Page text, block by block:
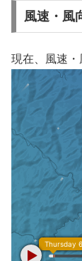
風速・風
現在、風速・